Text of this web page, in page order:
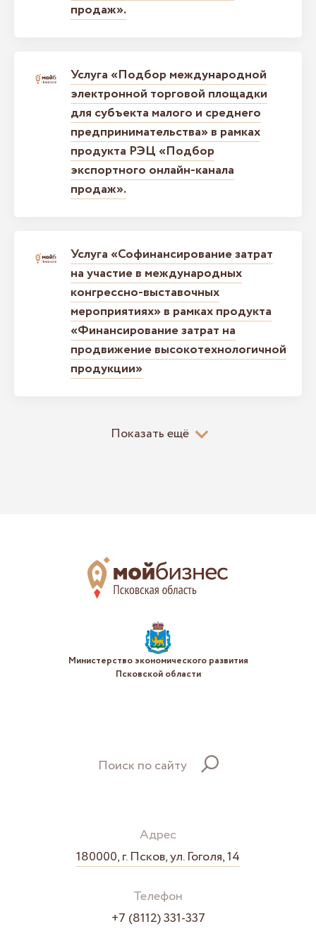
продаж».
Услуга «Подбор международной
электронной торговой площадки
для субъекта малого и среднего
предпринимательства» в рамках
продукта РЭЦ «Подбор
экспортного онлайн-канала
продаж».
Услуга «Софинансирование затрат
на участие в международных
конгрессно-выставочных
мероприятиях» в рамках продукта
«Финансирование затрат на
продвижение высокотехнологичной
продукции»
Показать ещё
Министерство экономического развития
Псковской области
Поиск по сайту
Адрес
180000, г. Псков, ул. Гоголя, 14
Телефон
+7 (8112) 331-337